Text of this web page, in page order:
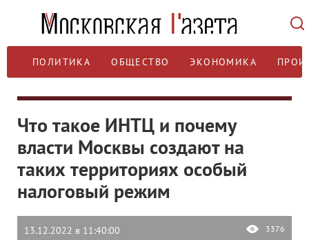
ПОЛИТИКА ОБЩЕСТВО ЭКОНОМИКА
Что такое ИНТЦ и почему
власти Москвы создают на
таких территориях особый
налоговый режим
13.12.2022 в 11:40:00 3376